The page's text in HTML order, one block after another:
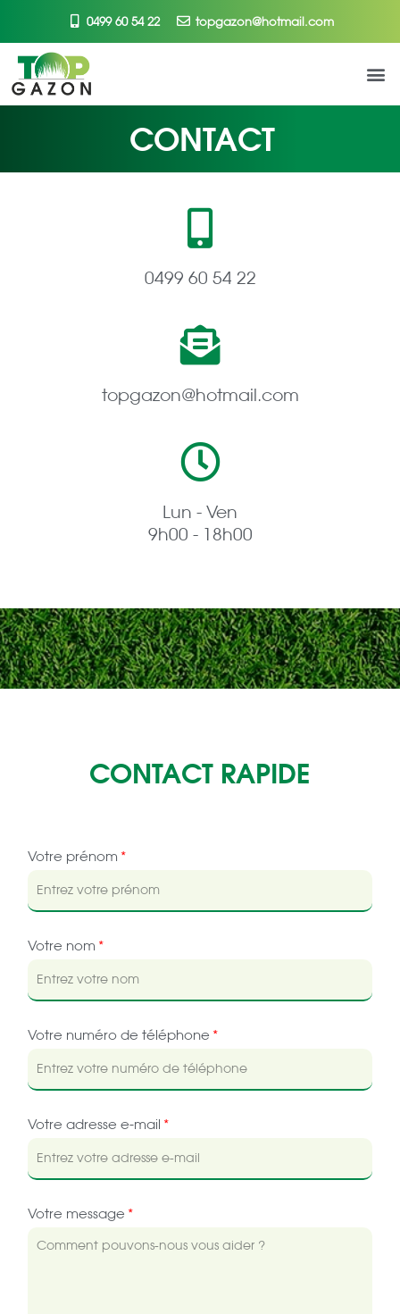
0499 60 54 22 topgazon@hotmail.com
CONTACT
0499 60 54 22
topgazon@hotmail.com
Lun - Ven
9h00 - 18h00
CONTACT RAPIDE
Votre prénom
Votre nom
Votre numéro de téléphone
Votre adresse e-mail
Votre message